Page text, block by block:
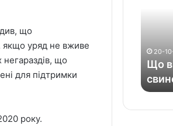
що
якщо уряд не вживе
що
для підтримки
року.
т
20-
Що